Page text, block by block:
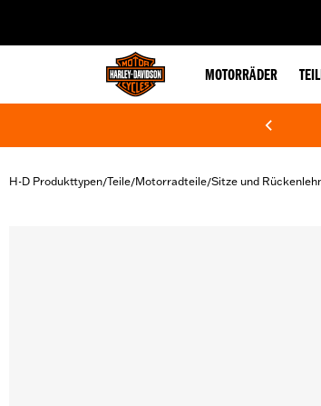
MOTORRÄDER
H-D Produkttypen/Teile/Motorradteile/Sitze und